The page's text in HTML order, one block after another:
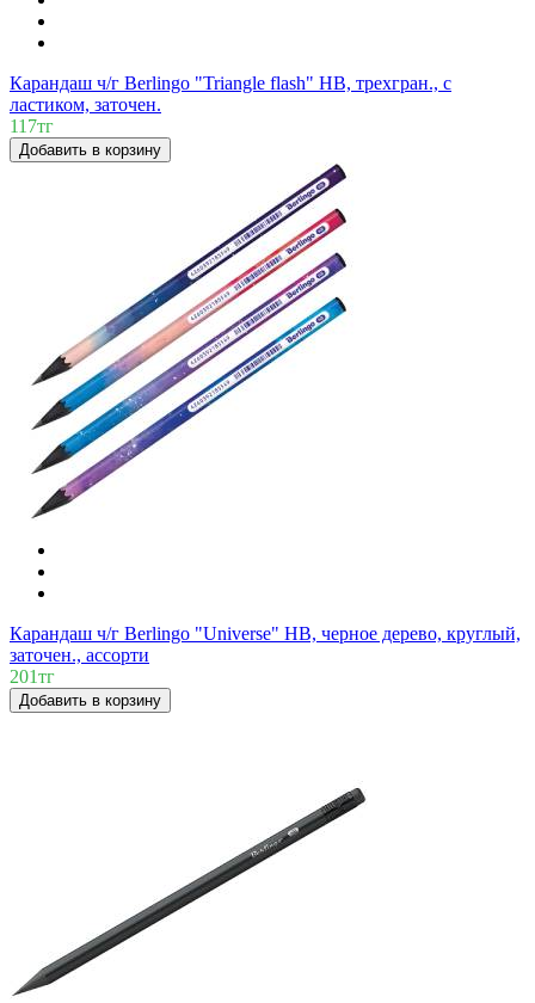
Карандаш ч/г Berlingo "Triangle flash" HB, трехгран., c
ластиком, заточен.
117тг
Добавить в корзину
Карандаш ч/г Berlingo "Universe" HB, черное дерево, круглый,
заточен., ассорти
201тг
Добавить в корзину